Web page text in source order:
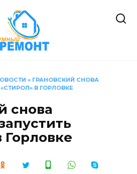
» ГРАНОВСКИЙ СНОВА
В ГОРЛОВКЕ
снова
Горловке